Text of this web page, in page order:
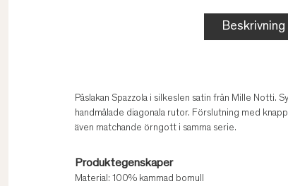
Beskrivning
Påslakan Spazzola i silkeslen satin från Mille Notti.
handmålade diagonala rutor. Förslutning med
även matchande örngott i samma serie.
Produktegenskaper
Material: 100% kammad bomull